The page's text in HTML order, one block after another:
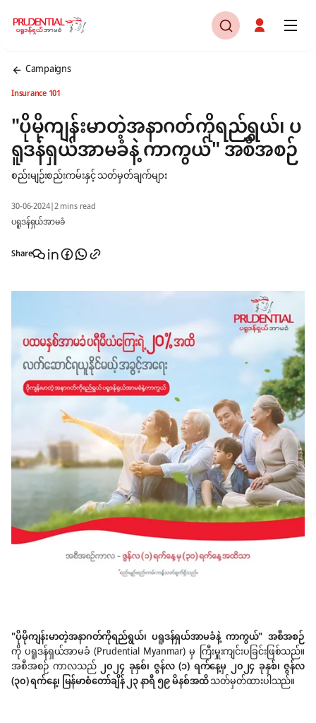
Campaigns
Insurance 101
"ပိုမိုကျန်းမာတဲ့အနာဂတ်ကိုရည်ရွယ်၊ ပ
ရူဒန်ရှယ်အာမခံနဲ့ ကာကွယ်" အစီအစဉ်
စည်းမျဉ်းစည်းကမ်းနှင့် သတ်မှတ်ချက်များ
30-06-2024|2 mins read
ပရူဒန်ရှယ်အာမခံ
Share
"ပိုမိုကျန်းမာတဲ့အနာဂတ်ကိုရည်ရွယ်၊ ပရူဒန်ရှယ်အာမခံနဲ့ ကာကွယ်" အစီအစဉ်
ကို ပရူဒန်ရှယ်အာမခံ (Prudential Myanmar) မှ ကြီးမှူးကျင်းပခြင်းဖြစ်သည်။
အစီအစဉ် ကာလသည်၂၀၂၄ ခုနှစ်၊ ဇွန်လ (၁) ရက်နေ့မှ ၂၀၂၄ ခုနှစ်၊ ဇွန်လ
(၃၀) ရက်နေ့၊ မြန်မာစံတော်ချိန် ၂၃ နာရီ ၅၉ မိနစ်အထိသတ်မှတ်ထားပါသည်။